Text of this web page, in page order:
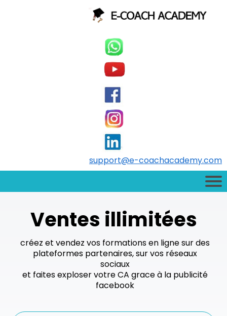
support@e-coachacademy.com
Ventes illimitées
créez et vendez vos formations en ligne sur des
plateformes partenaires, sur vos réseaux
sociaux
et faites exploser votre CA grace à la publicité
facebook